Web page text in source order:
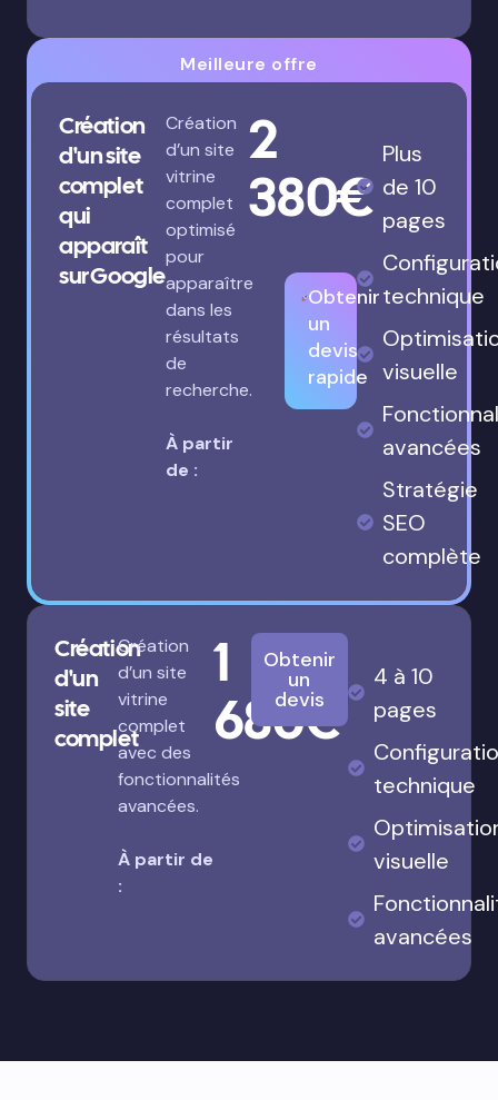
Meilleure offre
Création
d'un site
complet
qui
apparaît
sur Google
Création
d’un site
vitrine
complet
optimisé
pour
apparaître
dans les
résultats
de
recherche.
À partir
de :
2
380€
Obtenir
un
devis
rapide
Plus
de 10
pages
technique
visuelle
avancées
Stratégie
SEO
complète
Création
d'un
site
complet
Création
d’un site
vitrine
complet
avec des
fonctionnalités
avancées.
À partir de
:
1
680€
Obtenir
un
devis
4 à 10
pages
technique
visuelle
avancées